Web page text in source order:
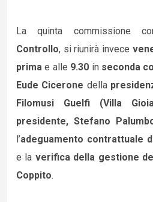
La quinta commissione
Controllo, si riunirà invece
primae alle 9.30 in seconda
Eude Cicerone della
Filomusi Guelfi (Villa
presidente, Stefano
l’adeguamento contrattuale
e la verifica della gestione
Coppito.